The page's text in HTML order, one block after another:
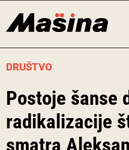
DRUŠTVO
Postoje šanse
radikalizacije
smatra